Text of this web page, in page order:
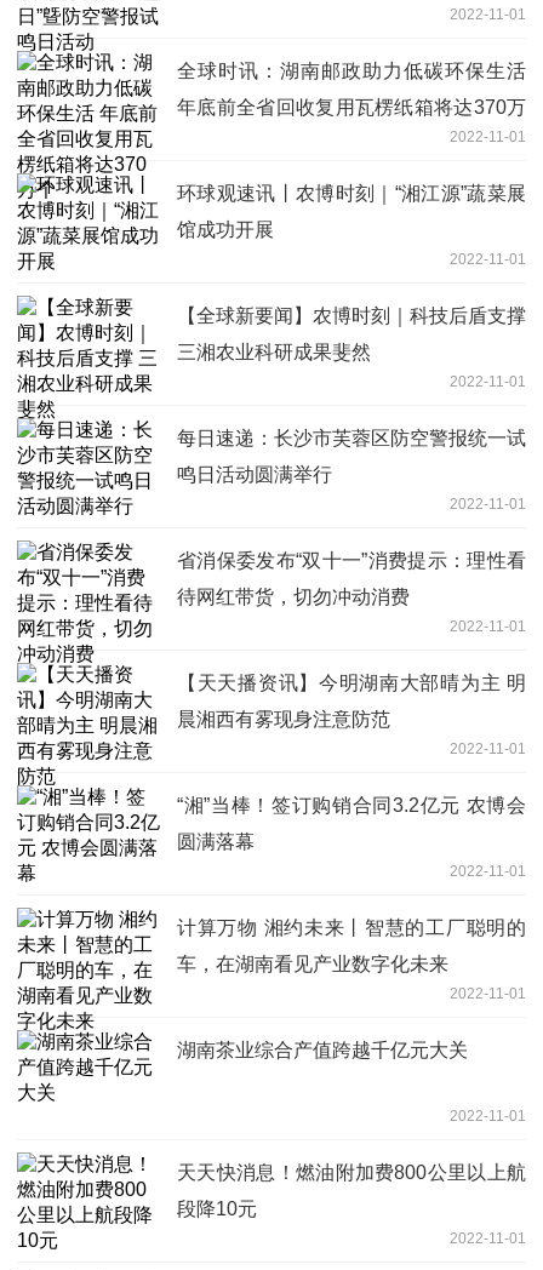
2022-11-01
全球时讯：湖南邮政助力低碳环保生活
年底前全省回收复用瓦楞纸箱将达370万
2022-11-01
环球观速讯丨农博时刻｜“湘江源”蔬菜展
馆成功开展
2022-11-01
【全球新要闻】农博时刻｜科技后盾支撑
三湘农业科研成果斐然
2022-11-01
每日速递：长沙市芙蓉区防空警报统一试
鸣日活动圆满举行
2022-11-01
省消保委发布“双十一”消费提示：理性看
待网红带货，切勿冲动消费
2022-11-01
【天天播资讯】今明湖南大部晴为主 明
晨湘西有雾现身注意防范
2022-11-01
“湘”当棒！签订购销合同3.2亿元 农博会
圆满落幕
2022-11-01
计算万物 湘约未来丨智慧的工厂聪明的
车，在湖南看见产业数字化未来
2022-11-01
湖南茶业综合产值跨越千亿元大关
2022-11-01
天天快消息！燃油附加费800公里以上航
段降10元
2022-11-01